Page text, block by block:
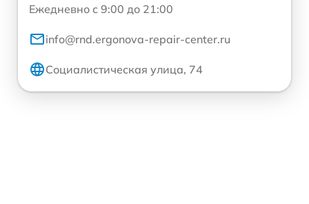
Ежедневно с 9:00 до 21:00
info@rnd.ergonova-repair-center.ru
Социалистическая улица, 74